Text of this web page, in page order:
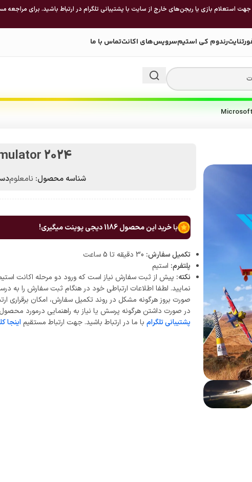
جهت استعلام بازی یا ریجن‌های خارج از سایت با پشتیبانی تلگرام در ارتباط باشید. برای مراجعه
رندوم کی استیمسرویس‌های اکانتتماس با ما
2024
شناسه محصول: نامعلوم
با خرید این محصول1186دیجی پوینت میگیری!
تکمیل سفارش:
پلتفرم: استیم
نکته: پیش از ثبت سفارش نیاز است که ورود دو مرحله اکانت
نمایید. لطفا اطلاعات ارتباطی خود در هنگام ثبت سفارش را به
صورت بروز هرگونه مشکل در روند تکمیل سفارش، امکان برقراری
در صورت داشتن هرگونه پرسش یا نیاز به راهنمایی درمورد
پشتیبانی تلگرامبا ما در ارتباط باشید. جهت ارتباط مستقیم اینجا